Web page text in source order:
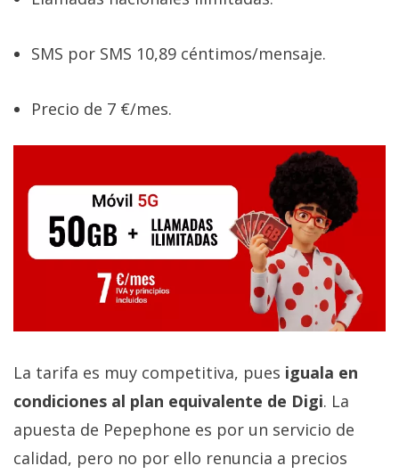
SMS por SMS 10,89 céntimos/mensaje.
Precio de 7 €/mes.
La tarifa es muy competitiva, pues iguala en
condiciones al plan equivalente de Digi. La
apuesta de Pepephone es por un servicio de
calidad, pero no por ello renuncia a precios